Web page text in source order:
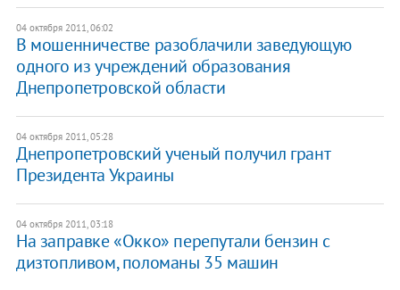
04 октября 2011, 06:02
В мошенничестве разоблачили заведующую
одного из учреждений образования
Днепропетровской области
04 октября 2011, 05:28
Днепропетровский ученый получил грант
Президента Украины
04 октября 2011, 03:18
На заправке «Окко» перепутали бензин с
дизтопливом, поломаны 35 машин